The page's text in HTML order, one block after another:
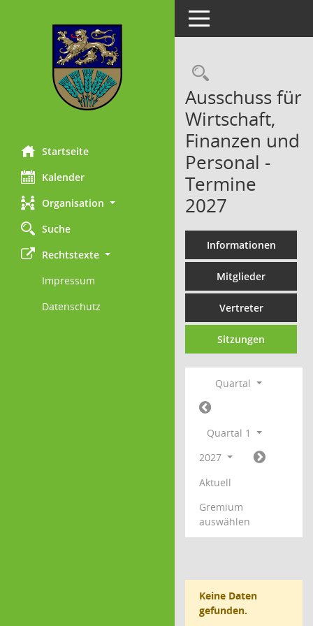
Startseite
Kalender
Organisation
Suche
Rechtstexte
Impressum
Datenschutz
Toggle navigation
Ausschuss für
Wirtschaft,
Finanzen und
Personal -
Termine
2027
Informationen
Mitglieder
Vertreter
Sitzungen
Quartal
Quartal 1
2027
Aktuell
Gremium
auswählen
Keine Daten
gefunden.